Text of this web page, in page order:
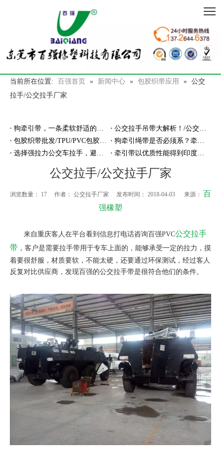
当前所在位置: 百强首页 » 新闻中心 » 包胶织带应用 » 公交
拉手/公交拉手厂家
狗牵引带，一条柔软舒适的防走丢的牵引带
公交拉手吊带大解析！/公交拉手厂家
包胶织带批发/TPU/PVC包胶织带厂家
狗牵引绳带是否必须系？牵引绳带厂家告诉你
选择强拉力公交车拉手，避免断裂危险！
牵引带以优质性能得到印度客户亲睐
公交拉手/公交拉手厂家
浏览数量： 17 作者： 公交拉手厂家 发布时间： 2018-04-03 来源： 百
强橡塑
来自重庆客人在平台看到信息打电话咨询百强PVC公交拉手
带 ，客户是需要拉手带用于专车上面的，能够承受一定的拉力，摸
着要很舒服，材质要软，不能太硬，还要通过环保测试，经过客人
反复对比供应商，发现百强的公交拉手带是很符合他们的条件。